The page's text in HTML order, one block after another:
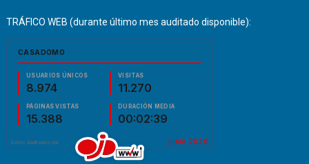
TRÁFICO WEB (durante último mes auditado disponible):